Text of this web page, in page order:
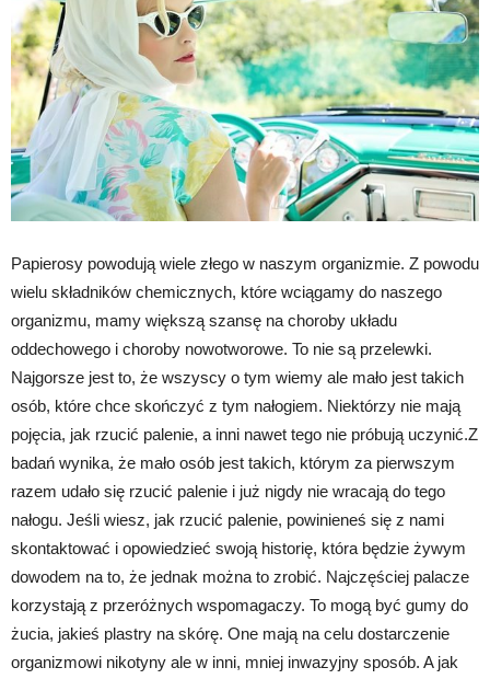
Papierosy powodują wiele złego w naszym organizmie. Z powodu
wielu składników chemicznych, które wciągamy do naszego
organizmu, mamy większą szansę na choroby układu
oddechowego i choroby nowotworowe. To nie są przelewki.
Najgorsze jest to, że wszyscy o tym wiemy ale mało jest takich
osób, które chce skończyć z tym nałogiem. Niektórzy nie mają
pojęcia, jak rzucić palenie, a inni nawet tego nie próbują uczynić.Z
badań wynika, że mało osób jest takich, którym za pierwszym
razem udało się rzucić palenie i już nigdy nie wracają do tego
nałogu. Jeśli wiesz, jak rzucić palenie, powinieneś się z nami
skontaktować i opowiedzieć swoją historię, która będzie żywym
dowodem na to, że jednak można to zrobić. Najczęściej palacze
korzystają z przeróżnych wspomagaczy. To mogą być gumy do
żucia, jakieś plastry na skórę. One mają na celu dostarczenie
organizmowi nikotyny ale w inni, mniej inwazyjny sposób. A jak